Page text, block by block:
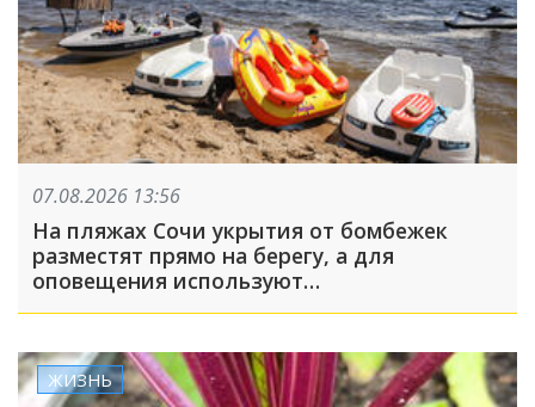
07.08.2026 13:56
На пляжах Сочи укрытия от бомбежек
разместят прямо на берегу, а для
оповещения используют
ЖИЗНЬ